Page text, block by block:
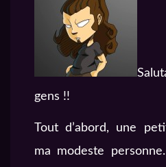
gens !!
Tout d’abord, une
ma modeste